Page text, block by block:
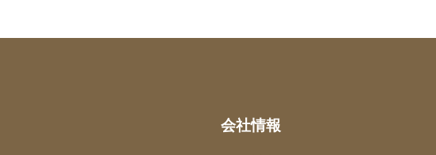
会社情報